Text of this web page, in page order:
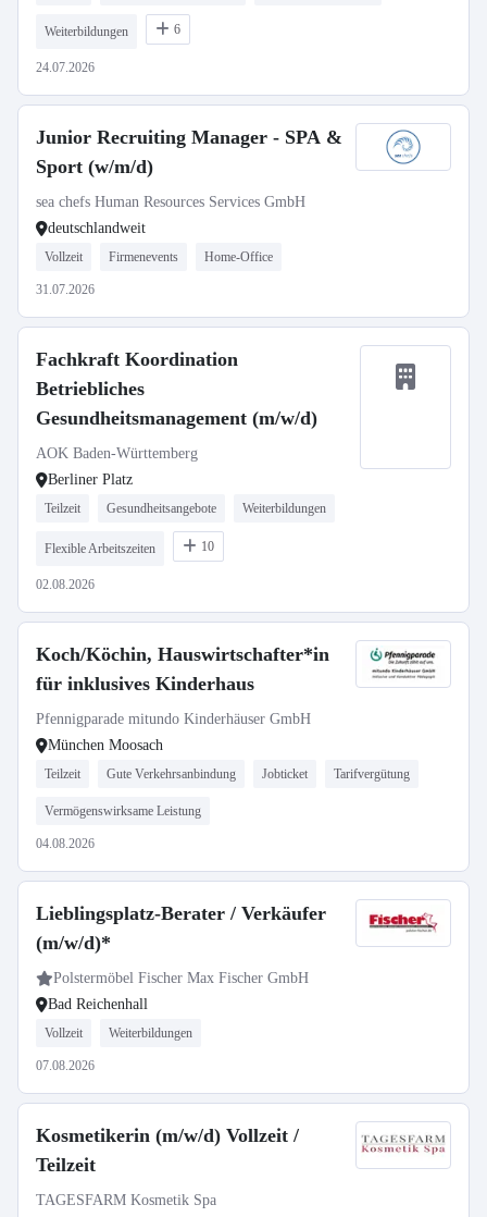
Weiterbildungen 6
24.07.2026
Junior Recruiting Manager - SPA &
Sport (w/m/d)
sea chefs Human Resources Services GmbH
deutschlandweit
Vollzeit Firmenevents Home-Office
31.07.2026
Fachkraft Koordination
Betriebliches
Gesundheitsmanagement (m/w/d)
AOK Baden-Württemberg
Berliner Platz
Teilzeit Gesundheitsangebote Weiterbildungen
Flexible Arbeitszeiten 10
02.08.2026
Koch/Köchin, Hauswirtschafter*in
für inklusives Kinderhaus
Pfennigparade mitundo Kinderhäuser GmbH
München Moosach
Teilzeit Gute Verkehrsanbindung Jobticket Tarifvergütung
Vermögenswirksame Leistung
04.08.2026
Lieblingsplatz-Berater / Verkäufer
(m/w/d)*
Polstermöbel Fischer Max Fischer GmbH
Bad Reichenhall
Vollzeit Weiterbildungen
07.08.2026
Kosmetikerin (m/w/d) Vollzeit /
Teilzeit
TAGESFARM Kosmetik Spa